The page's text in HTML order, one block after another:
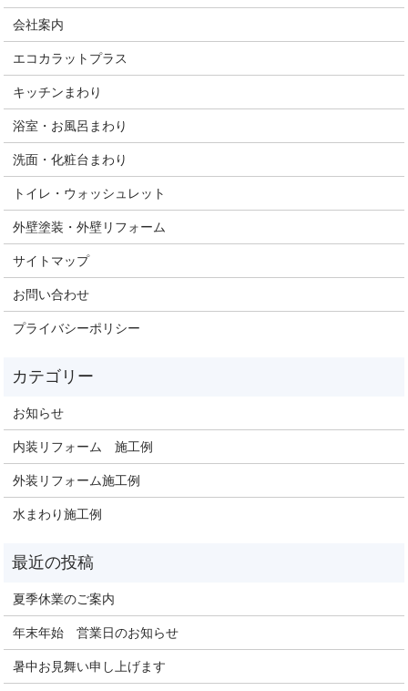
会社案内
エコカラットプラス
キッチンまわり
浴室・お風呂まわり
洗面・化粧台まわり
トイレ・ウォッシュレット
外壁塗装・外壁リフォーム
サイトマップ
お問い合わせ
プライバシーポリシー
お知らせ
内装リフォーム 施工例
外装リフォーム施工例
水まわり施工例
夏季休業のご案内
年末年始 営業日のお知らせ
暑中お見舞い申し上げます